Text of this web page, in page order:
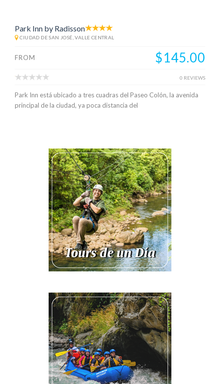
Park Inn by Radisson
CIUDAD DE SAN JOSÉ, VALLE CENTRAL
FROM $145.00
0 REVIEWS
Park Inn está ubicado a tres cuadras del Paseo Colón, la avenida
principal de la ciudad, ya poca distancia del